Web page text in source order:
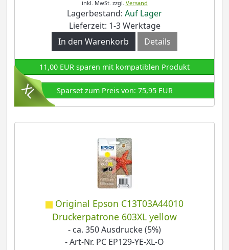
inkl. MwSt. zzgl. Versand
Lagerbestand: Auf Lager
Lieferzeit: 1-3 Werktage
In den Warenkorb
Details
11,00 EUR sparen mit kompatiblen Produkt
Sparset zum Preis von: 75,95 EUR
Original Epson C13T03A44010
Druckerpatrone 603XL yellow
- ca. 350 Ausdrucke (5%)
- Art-Nr. PC EP129-YE-XL-O